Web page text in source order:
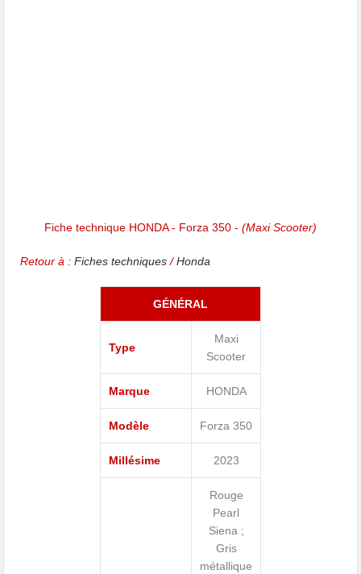
Fiche technique HONDA - Forza 350 - (Maxi Scooter)
Retour à :Fiches techniques/Honda
GÉNÉRAL
Type
Maxi
Scooter
Marque HONDA
Modèle Forza 350
Millésime 2023
Rouge
Pearl
Siena ;
Gris
métallique